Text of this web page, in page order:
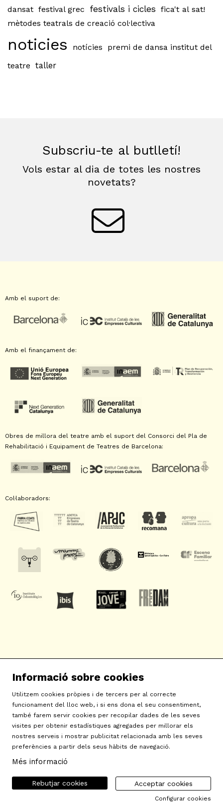
dansat festival grec festivals i cicles fica't al sat!
mètodes teatrals de creació col·lectiva
noticies notícies
premi de dansa institut del
teatre taller
Subscriu-te al butlletí!
Vols estar al dia de totes les nostres
novetats?
Amb el suport de:
Amb el finançament de:
Obres de millora del teatre amb el suport del Consorci del Pla de
Rehabilitació i Equipament de Teatres de Barcelona:
Col·laboradors:
c/ Neopàtria, 54
08030 Barcelona
info@sat-teatre.cat | 933457930
Sitemap | Avís Legal | Ús de Cookies | Contactar
Política de privacitat | Declaració d'accessibilitat
Informació sobre cookies
Utilitzem cookies pròpies i de tercers per al correcte
funcionament del lloc web, i si ens dona el seu consentiment,
també farem servir cookies per recopilar dades de les seves
visites per obtenir estadístiques agregades per millorar els
nostres serveis i mostrar publicitat relacionada amb les seves
preferències a partir dels seus hàbits de navegació.
Més informació
Acceptar cookies
Rebutjar cookies
Configurar cookies